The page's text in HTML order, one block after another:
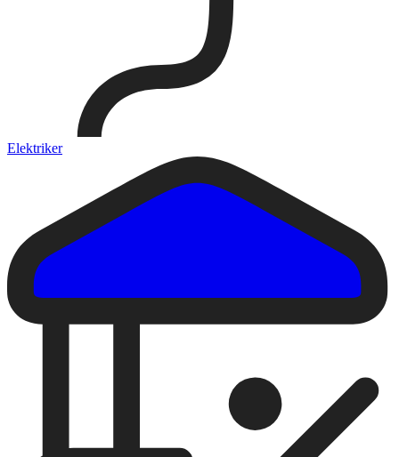
Elektriker